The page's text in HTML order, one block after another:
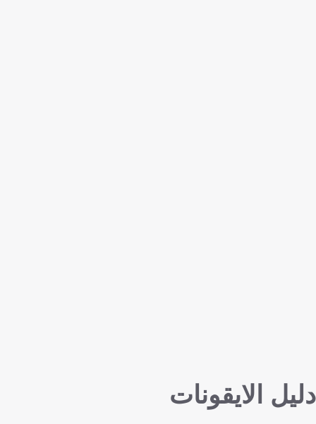
دليل الايقونات